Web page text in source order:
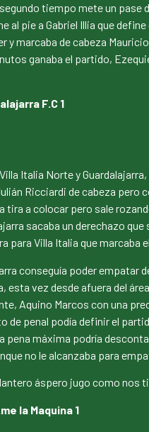
tiempo mete un pase
al pie a Gabriel Illia que
y marcaba de cabeza
ganaba el partido,
F.C 1
Italia Norte y
Ricciardi de cabeza pero
tira a colocar pero sale
sacaba un derechazo
para Villa Italia que marcaba
conseguía poder empatar
esta vez desde afuera del
Aquino Marcos con una
de penal podía definir el
pena máxima podría
no le alcanzaba para
áspero jugo como
la Maquina 1